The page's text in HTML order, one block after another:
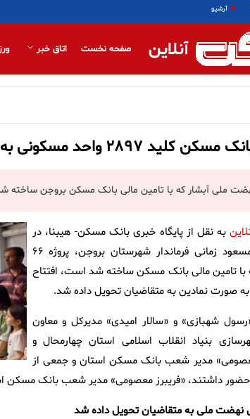
آرشیو
آنلاین صفحه نخست اتاق خبر
مسکونی به هموطنان بروجنی تحویل داده شد
به نقل از پایگاه خبری بانک مسکن- هیبنا، در
مراسمی با حضور مسعود زمانی فرماندار شهرستان بروجن، پروژه ۶۶
تامین مالی بانک مسکن ساخته شد است، افتتاح
به صورت نمادین به متقاضیان تحویل داده شد.
شهبازی» و «سالار امیدی» مدیرکل و معاون
بنیاد انقلاب اسلامی استان چهارمحال و
معصومی» مدیر شعب بانک مسکن استان و جمعی از
داشتند، «فریبرز معصومی» مدیر شعب بانک مسکن